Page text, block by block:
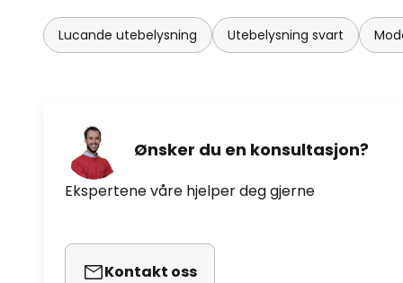
Lucande utebelysning Utebelysning svart
Ønsker du en konsultasjon?
Ekspertene våre hjelper deg gjerne
Kontakt oss